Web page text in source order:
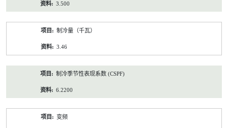
3.500
制冷量（千瓦）
3.46
制冷季节性表现系数 (CSPF)
6.2200
变频